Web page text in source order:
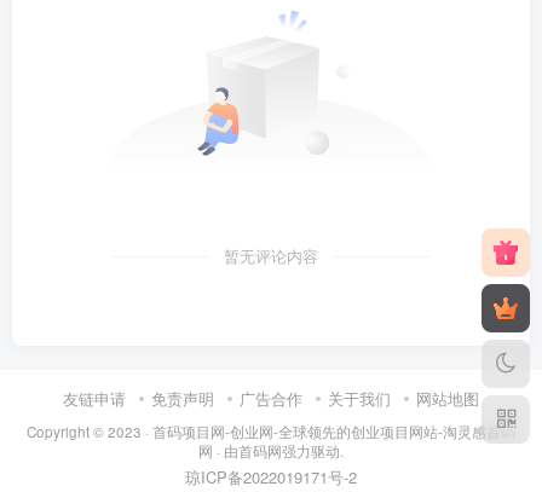
暂无评论内容
友链申请 免责声明 广告合作 关于我们 网站地图
Copyright © 2023 · 首码项目网-创业网-全球领先的创业项目网站-淘灵感首码
网 · 由首码网强力驱动.
琼ICP备2022019171号-2